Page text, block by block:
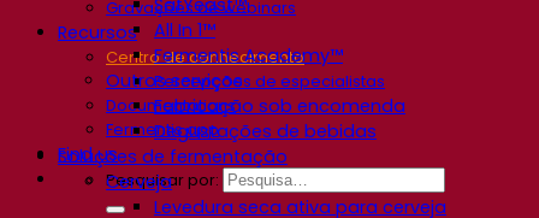
Gravações de webinars
Recursos
Centro de conhecimento
Percepções de especialistas
Documentations
Fermentis app
Find us
Pesquisar por:
All In 1™
Fermentis Academy™
Outros serviços
Fabricação sob encomenda
Degustações de bebidas
Soluções de fermentação
Cerveja
Levedura seca ativa para cerveja